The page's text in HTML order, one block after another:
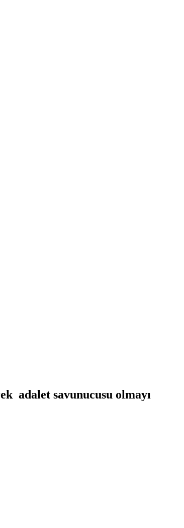
adalet savunucusu olmayı